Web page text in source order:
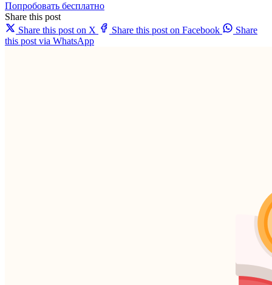
Попробовать бесплатно
Share this post
Share this post on X
Share this post on Facebook
Share
this post via WhatsApp